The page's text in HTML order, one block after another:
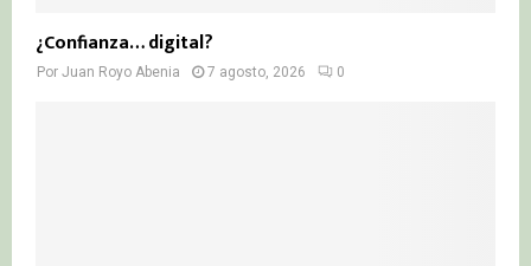
¿Confianza… digital?
Por Juan Royo Abenia 7 agosto, 2026 0